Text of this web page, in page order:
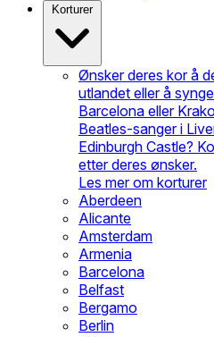
Korturer
Ønsker deres kor å
utlandet eller å
Barcelona eller
Beatles-sanger i
Edinburgh Castle?
etter deres ønsker.
Les mer om korturer
Aberdeen
Alicante
Amsterdam
Armenia
Barcelona
Belfast
Bergamo
Berlin